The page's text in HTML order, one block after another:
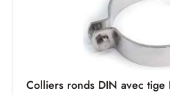
Colliers ronds DIN avec tige